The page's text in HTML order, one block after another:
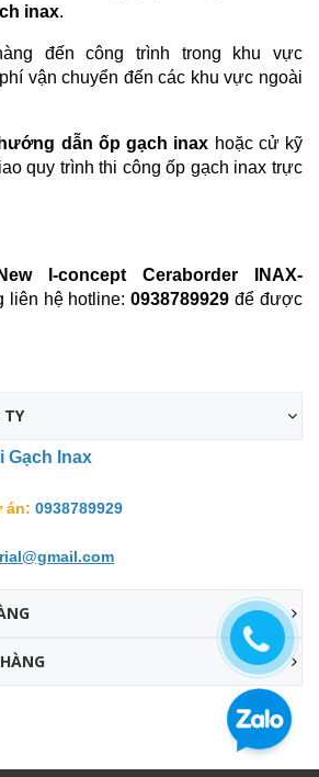
inax.
đến công trình trong khu vực
vận chuyển đến các khu vực ngoài
hướng dẫn ốp gạch inax hoặc cử kỹ
quy trình thi công ốp gạch inax trực
I-concept Ceraborder INAX-
liên hệ hotline:0938789929 để được
TY
Gạch Inax
án: 0938789929